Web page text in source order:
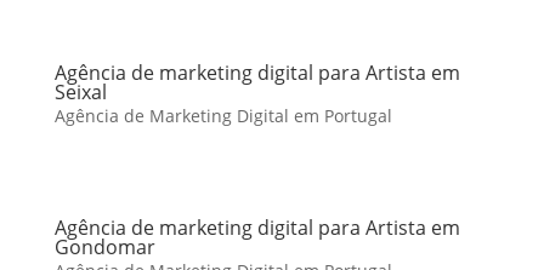
Agência de marketing digital para Artista em
Seixal
Agência de Marketing Digital em Portugal
Agência de marketing digital para Artista em
Gondomar